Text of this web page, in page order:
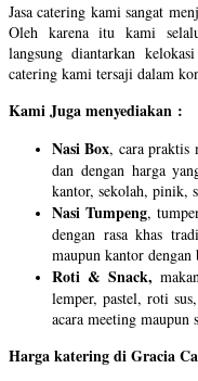
Jasa catering kami sangat
Oleh karena itu kami
langsung diantarkan
catering kami tersaji dalam
Kami Juga menyediakan :
Nasi Box, cara praktis
dan dengan harga
kantor, sekolah, pinik,
Nasi Tumpeng,
dengan rasa khas
maupun kantor
Roti & Snack,
lemper, pastel, roti
acara meeting maupun
Harga katering di Gracia